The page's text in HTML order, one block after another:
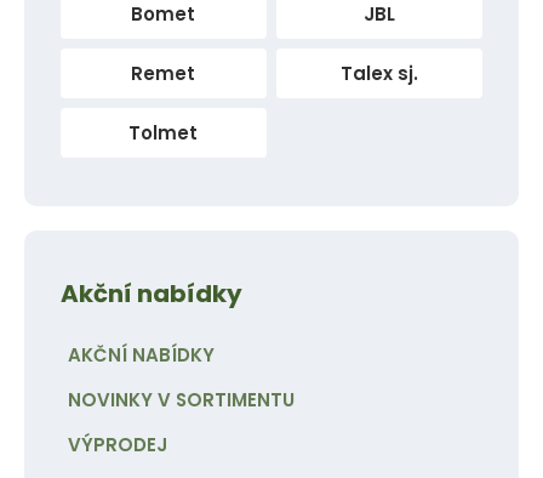
Bomet JBL
Remet Talex sj.
Tolmet
Akční nabídky
AKČNÍ NABÍDKY
NOVINKY V SORTIMENTU
VÝPRODEJ